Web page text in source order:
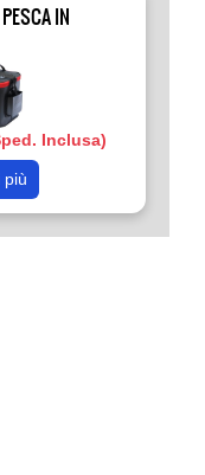
IN
Inclusa)
più